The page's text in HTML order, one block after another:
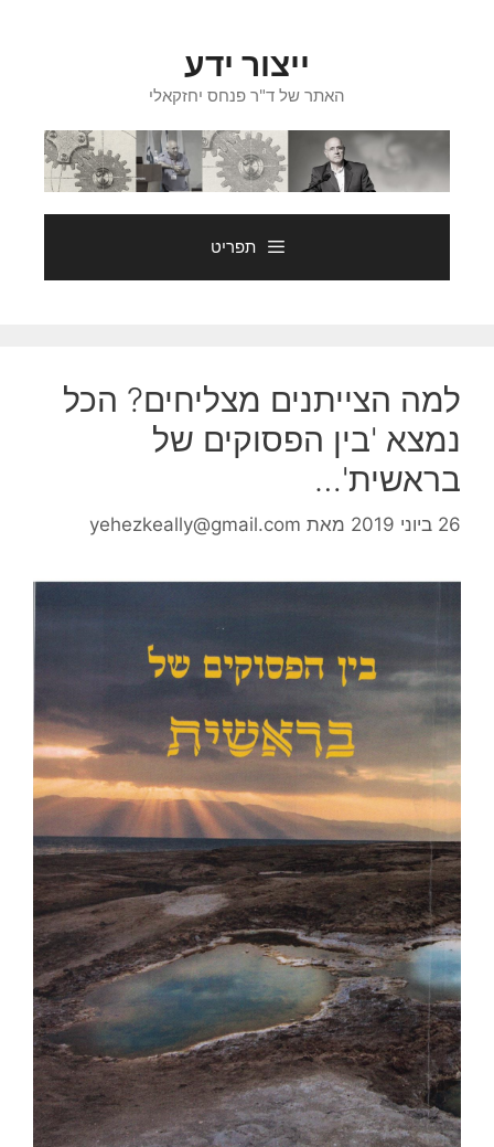
ייצור ידע
האתר של ד"ר פנחס יחזקאלי
תפריט
למה הצייתנים מצליחים? הכל
נמצא 'בין הפסוקים של
בראשית'…
26 ביוני 2019 מאת yehezkeally@gmail.com